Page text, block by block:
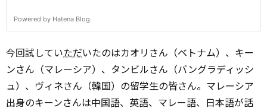
今回試していただいたのはカオリさん（ベトナム）、キー
ンさん（マレーシア）、タンビルさん（バングラディッシ
ュ）、ヴィネさん（韓国）の留学生の皆さん。マレーシア
出身のキーンさんは中国語、英語、マレー語、日本語が話